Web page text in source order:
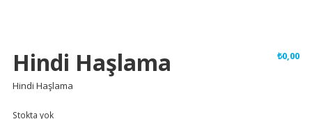
Hindi Haşlama ₺0,00
Hindi Haşlama
Stokta yok